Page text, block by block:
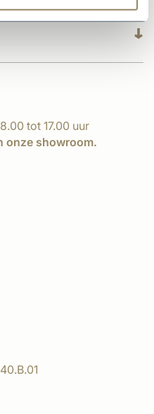
tot 17.00 uur
onze showroom.